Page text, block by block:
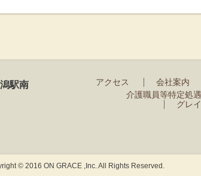
駅南
アクセス 会社案内
介護職員等特定処
グレ
© 2016 ON GRACE ,Inc. All Rights Reserved.